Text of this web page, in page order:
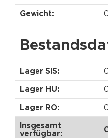
Gewicht:
Lager SIS:
Lager HU:
Lager RO:
Insgesamt
verfügbar: